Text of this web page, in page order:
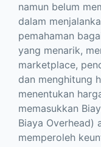
namun belum
dalam
pemahaman
yang menarik,
marketplace,
dan menghitung
menentukan
memasukkan
Biaya Overhead)
memperoleh